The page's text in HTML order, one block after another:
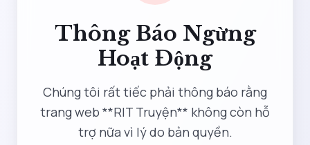
Thông Báo Ngừng
Hoạt Động
Chúng tôi rất tiếc phải thông báo rằng
trang web **RIT Truyện** không còn hỗ
trợ nữa vì lý do bản quyền.